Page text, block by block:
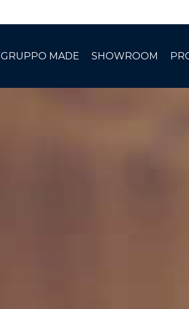
GRUPPO MADE SHOWROOM